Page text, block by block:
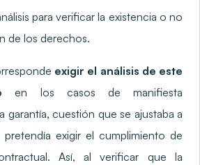
para verificar la existencia o no
de los derechos.
exigir el análisis de este
en los casos de manifiesta
garantía, cuestión que se ajustaba a
exigir el cumplimiento de
Así, al verificar que la